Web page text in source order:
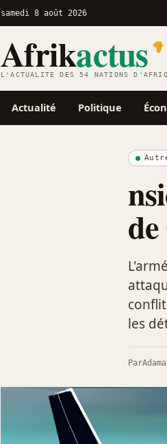
samedi 8 août 2026
Afrikactus
L'ACTUALITÉ DES 54 NATIONS
Actualité Politique
les
ParAdama